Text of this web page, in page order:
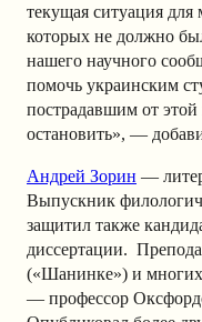
текущая ситуация для
которых не должно
нашего научного
помочь украинским
пострадавшим от
остановить», —
Андрей Зорин —
Выпускник
защитил также
диссертации.
(«Шанинке») и
— профессор